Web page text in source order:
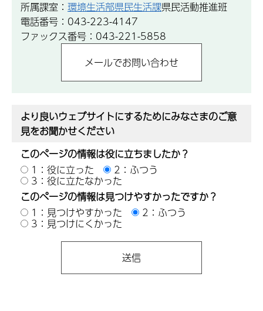
所属課室： 環境生活部県民生活課県民活動推進班
電話番号：043-223-4147
ファックス番号：043-221-5858
より良いウェブサイトにするためにみなさまのご意
見をお聞かせください
このページの情報は役に立ちましたか？
1：役に立った
2：ふつう
3：役に立たなかった
このページの情報は見つけやすかったですか？
1：見つけやすかった
2：ふつう
3：見つけにくかった